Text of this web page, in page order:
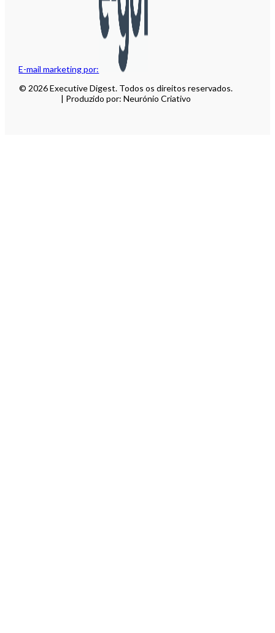
E-mail marketing por:
© 2026 Executive Digest. Todos os direitos reservados.
| Produzido por: Neurónio Criativo